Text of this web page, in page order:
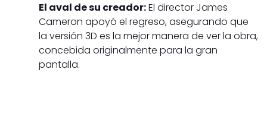
El aval de su creador:El director James
Cameron apoyó el regreso, asegurando que
la versión 3D es la mejor manera de ver la obra,
concebida originalmente para la gran
pantalla.